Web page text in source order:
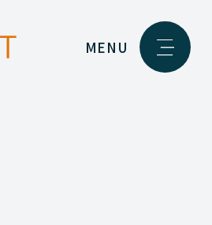
MENU